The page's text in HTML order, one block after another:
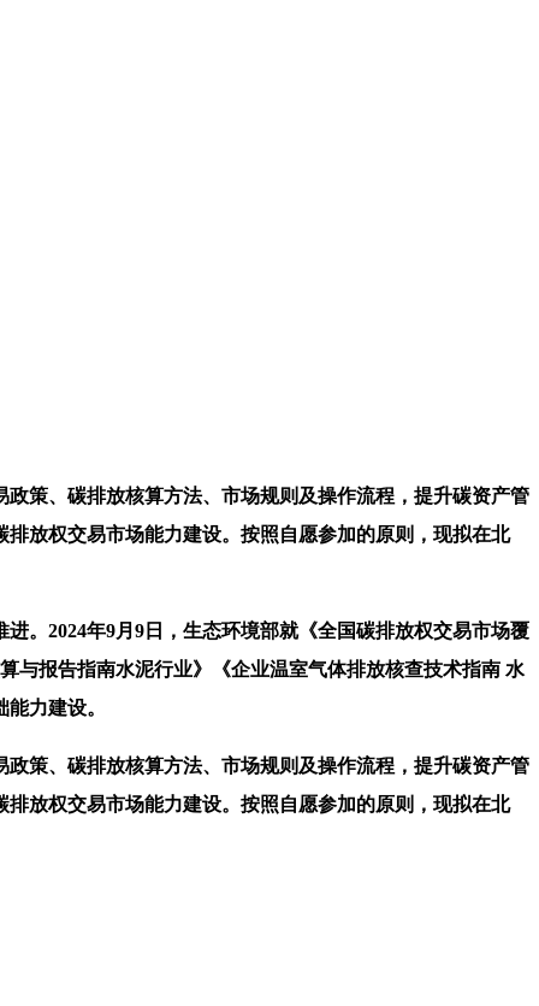
策、碳排放核算方法、市场规则及操作流程，提升碳资产管
放权交易市场能力建设。按照自愿参加的原则，现拟在北
2024年9月9日，生态环境部就《全国碳排放权交易市场覆
与报告指南水泥行业》《企业温室气体排放核查技术指南 水
力建设。
策、碳排放核算方法、市场规则及操作流程，提升碳资产管
放权交易市场能力建设。按照自愿参加的原则，现拟在北